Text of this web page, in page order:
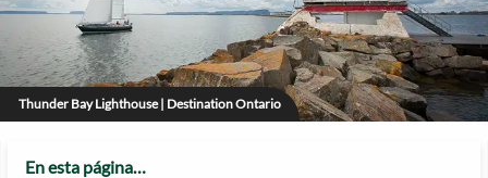
Thunder Bay Lighthouse | Destination Ontario
En esta página…